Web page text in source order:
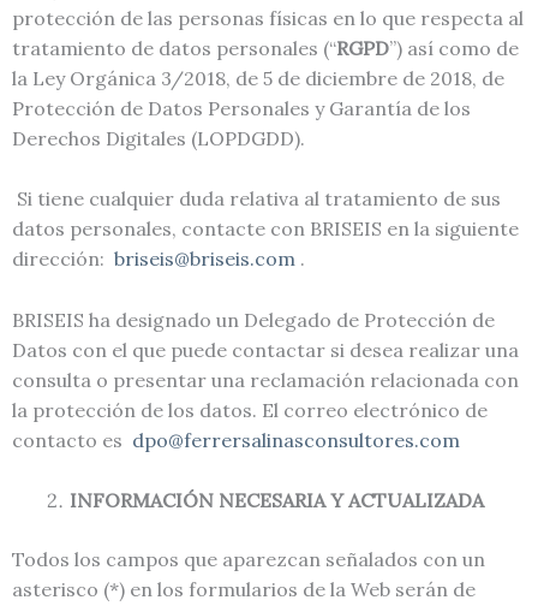
protección de las personas físicas en lo que respecta al
tratamiento de datos personales (“RGPD”) así como de
la Ley Orgánica 3/2018, de 5 de diciembre de 2018, de
Protección de Datos Personales y Garantía de los
Derechos Digitales (LOPDGDD).
Si tiene cualquier duda relativa al tratamiento de sus
datos personales, contacte con BRISEIS en la siguiente
dirección: briseis@briseis.com .
BRISEIS ha designado un Delegado de Protección de
Datos con el que puede contactar si desea realizar una
consulta o presentar una reclamación relacionada con
la protección de los datos. El correo electrónico de
contacto es dpo@ferrersalinasconsultores.com
INFORMACIÓN NECESARIA Y ACTUALIZADA
Todos los campos que aparezcan señalados con un
asterisco (*) en los formularios de la Web serán de